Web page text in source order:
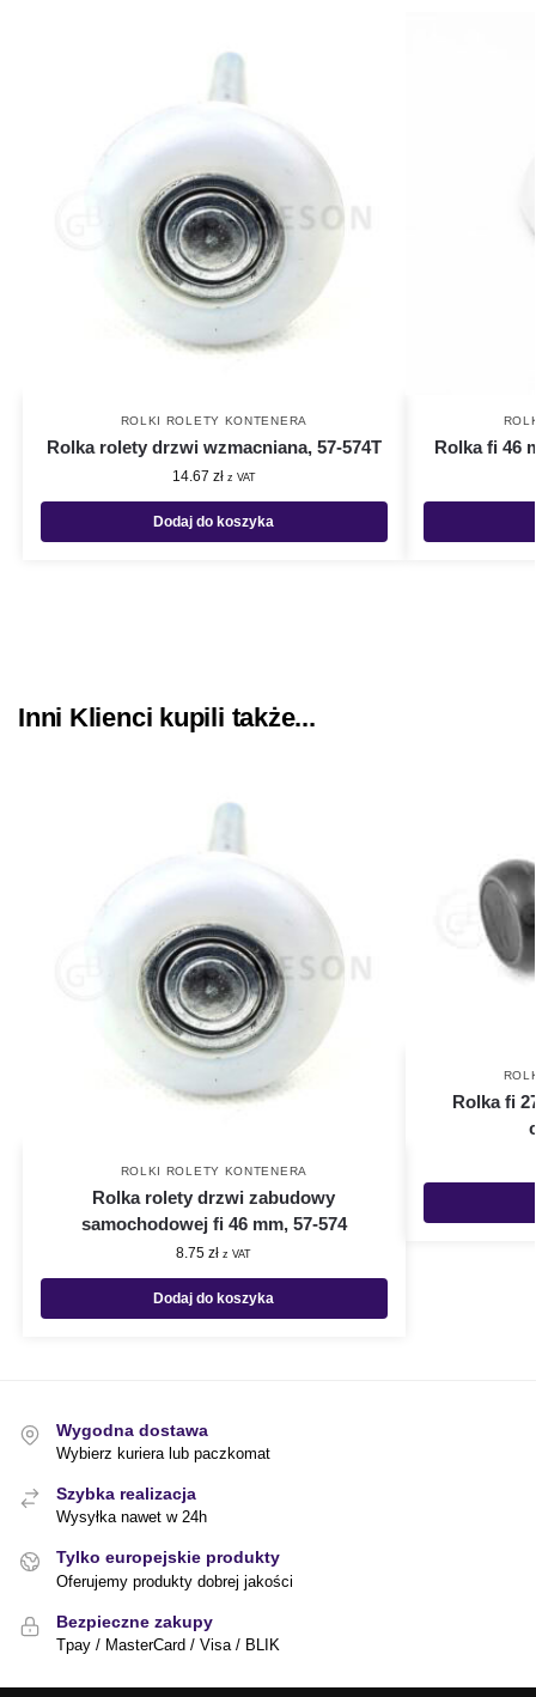
ROLKI ROLETY KONTENERA
Rolka rolety drzwi wzmacniana, 57-574T
14.67 zł z VAT
Dodaj do koszyka
Rolka fi 46
Inni Klienci kupili także...
ROLKI ROLETY KONTENERA
Rolka rolety drzwi zabudowy
samochodowej fi 46 mm, 57-574
8.75zł z VAT
Dodaj do koszyka
Rolka fi
Wygodna dostawa
Wybierz kuriera lub paczkomat
Szybka realizacja
Wysyłka nawet w 24h
Tylko europejskie produkty
Oferujemy produkty dobrej jakości
Bezpieczne zakupy
Tpay / MasterCard / Visa / BLIK